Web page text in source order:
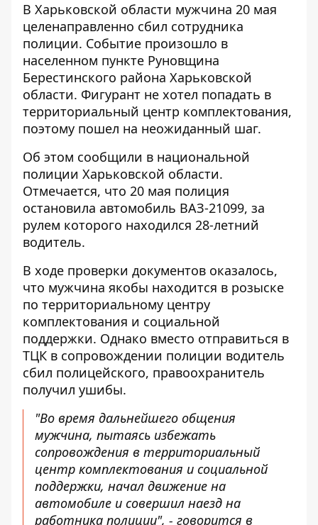
В Харьковской области мужчина 20 мая
целенаправленно сбил сотрудника
полиции. Событие произошло в
населенном пункте Руновщина
Берестинского района Харьковской
области. Фигурант не хотел попадать в
территориальный центр комплектования,
поэтому пошел на неожиданный шаг.
Об этом сообщили в национальной
полиции Харьковской области.
Отмечается, что 20 мая полиция
остановила автомобиль ВАЗ-21099, за
рулем которого находился 28-летний
водитель.
В ходе проверки документов оказалось,
что мужчина якобы находится в розыске
по территориальному центру
комплектования и социальной
поддержки. Однако вместо отправиться в
ТЦК в сопровождении полиции водитель
сбил полицейского, правоохранитель
получил ушибы.
"Во время дальнейшего общения
мужчина, пытаясь избежать
сопровождения в территориальный
центр комплектования и социальной
поддержки, начал движение на
автомобиле и совершил наезд на
работника полиции", - говорится в